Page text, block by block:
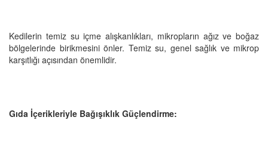
Kedilerin temiz su içme alışkanlıkları, mikropların ağız ve boğaz
bölgelerinde birikmesini önler. Temiz su, genel sağlık ve mikrop
karşıtlığı açısından önemlidir.
Gıda İçerikleriyle Bağışıklık Güçlendirme: